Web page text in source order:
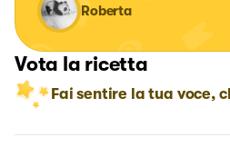
Roberta
Vota la ricetta
Fai sentire la tua voce,